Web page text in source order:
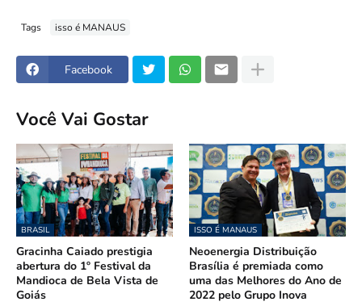
Tags isso é MANAUS
Facebook
Você Vai Gostar
BRASIL
Gracinha Caiado prestigia
abertura do 1º Festival da
Mandioca de Bela Vista de
Goiás
ISSO É MANAUS
Neoenergia Distribuição
Brasília é premiada como
uma das Melhores do Ano de
2022 pelo Grupo Inova